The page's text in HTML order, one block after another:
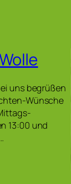
uns begrüßen
Wünsche
13:00 und